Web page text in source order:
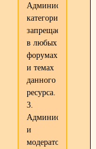
Администрации
категорически
запрещается
в любых
форумах
и темах
данного
ресурса.
3.
Администратор
и
модераторы